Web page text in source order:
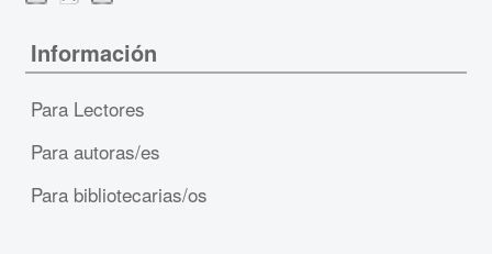
Información
Para Lectores
Para autoras/es
Para bibliotecarias/os